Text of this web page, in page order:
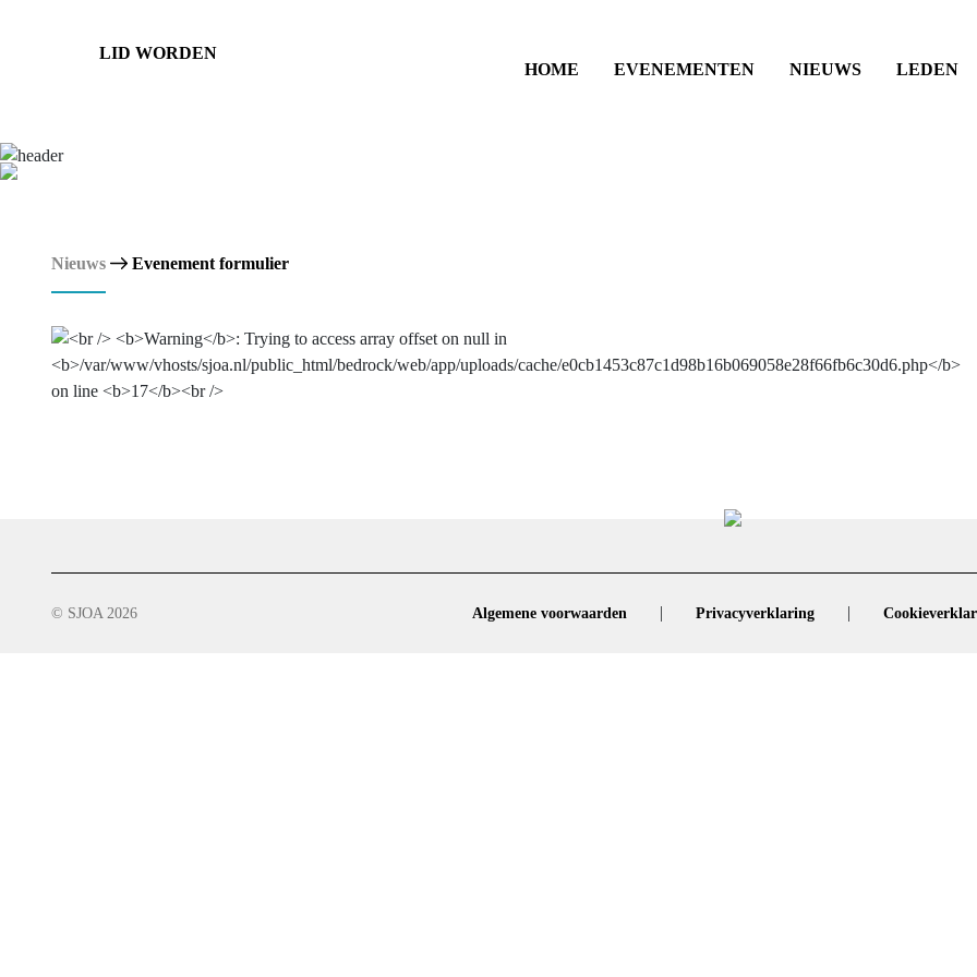
LID WORDEN
HOME
EVENEMENTEN NIEUWS LEDEN
Nieuws Evenement formulier
© SJOA 2026 Algemene voorwaarden | Privacyverklaring |